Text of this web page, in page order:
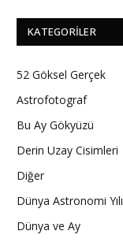
KATEGORILER
52 Göksel Gerçek
Astrofotograf
Bu Ay Gökyüzü
Derin Uzay Cisimleri
Diğer
Dünya Astronomi Yılı
Dünya ve Ay